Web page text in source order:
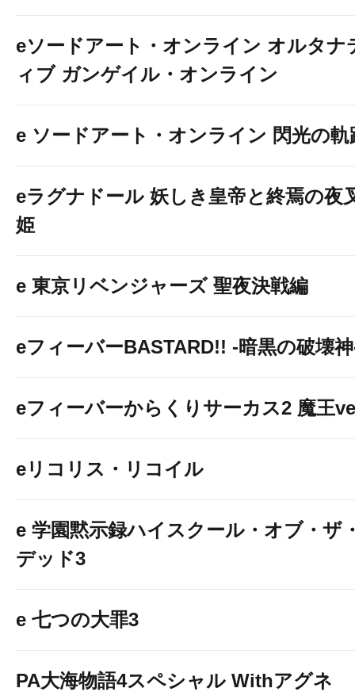
eソードアート・オンライン オルタナ
ィブ ガンゲイル・オンライン
e ソードアート・オンライン 閃光の軌
eラグナドール 妖しき皇帝と終焉の夜
姫
e 東京リベンジャーズ 聖夜決戦編
eフィーバーBASTARD!! -暗黒の破壊
eフィーバーからくりサーカス2 魔王
eリコリス・リコイル
e 学園黙示録ハイスクール・オブ・ザ
デッド3
e 七つの大罪3
PA大海物語4スペシャル Withアグネ